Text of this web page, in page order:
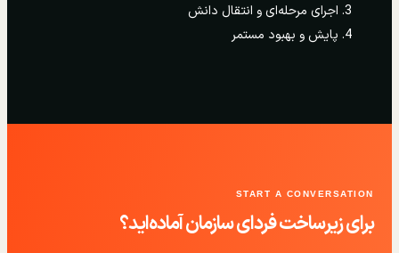
اجرای مرحله‌ای و انتقال دانش
پایش و بهبود مستمر
START A CONVERSATION
برای زیرساخت فردای سازمان آماده‌اید؟